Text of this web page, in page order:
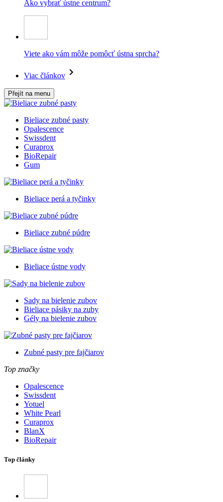
Ako vybrať ústne centrum?
Viete ako vám môže pomôcť ústna sprcha?
Viac článkov
Přejít na menu
Bieliace zubné pasty
Opalescence
Swissdent
Curaprox
BioRepair
Gum
Bieliace perá a tyčinky
Bieliace zubné púdre
Bieliace ústne vody
Sady na bielenie zubov
Bieliace pásiky na zuby
Gély na bielenie zubov
Zubné pasty pre fajčiarov
Top značky
Opalescence
Swissdent
Yotuel
White Pearl
Curaprox
BlanX
BioRepair
Top články